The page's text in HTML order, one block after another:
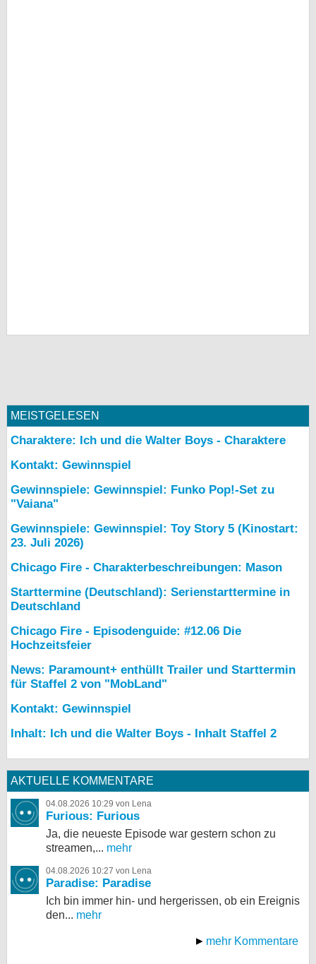
MEISTGELESEN
Charaktere: Ich und die Walter Boys - Charaktere
Kontakt: Gewinnspiel
Gewinnspiele: Gewinnspiel: Funko Pop!-Set zu
"Vaiana"
Gewinnspiele: Gewinnspiel: Toy Story 5 (Kinostart:
23. Juli 2026)
Chicago Fire - Charakterbeschreibungen: Mason
Starttermine (Deutschland): Serienstarttermine in
Deutschland
Chicago Fire - Episodenguide: #12.06 Die
Hochzeitsfeier
News: Paramount+ enthüllt Trailer und Starttermin
für Staffel 2 von "MobLand"
Kontakt: Gewinnspiel
Inhalt: Ich und die Walter Boys - Inhalt Staffel 2
AKTUELLE KOMMENTARE
04.08.2026 10:29 von Lena
Furious: Furious
Ja, die neueste Episode war gestern schon zu
streamen,... mehr
04.08.2026 10:27 von Lena
Paradise: Paradise
Ich bin immer hin- und hergerissen, ob ein Ereignis
den... mehr
mehr Kommentare